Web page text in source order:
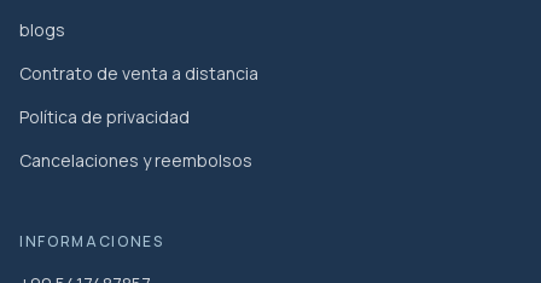
blogs
Contrato de venta a distancia
Política de privacidad
Cancelaciones y reembolsos
INFORMACIONES